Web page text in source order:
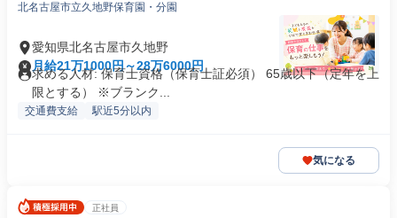
北名古屋市立久地野保育園・分園
愛知県北名古屋市久地野
月給21万1000円～28万6000円
求める人材: 保育士資格（保育士証必須） 65歳以下（定年を上
限とする） ※ブランク...
交通費支給 駅近5分以内
気になる
正社員